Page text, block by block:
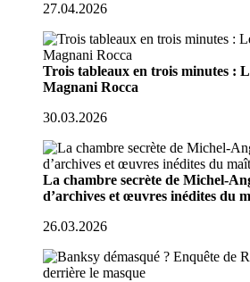
27.04.2026
Trois tableaux en trois minutes :
Magnani Rocca
30.03.2026
La chambre secrète de Michel-
d’archives et œuvres inédites du
26.03.2026